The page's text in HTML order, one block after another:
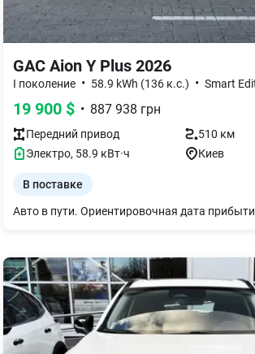
GAC Aion Y Plus 2026
I поколение • 58.9 kWh (136 к.с.) • Smart
19 900 $ • 887 938 грн
Передний привод
510 км
Электро, 58.9 кВт·ч Киев
В поставке